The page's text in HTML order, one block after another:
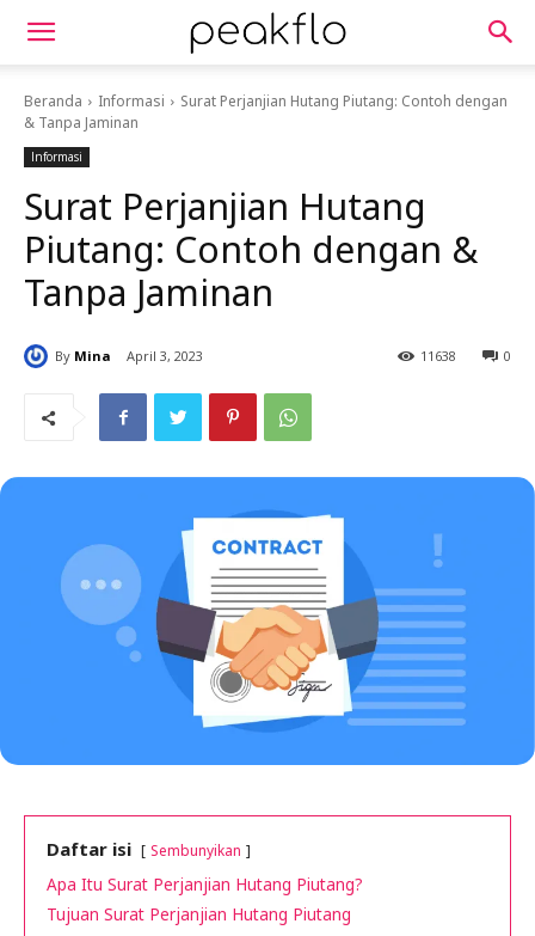
Beranda Informasi
Surat Perjanjian Hutang Piutang: Contoh dengan
& Tanpa Jaminan
Informasi
Surat Perjanjian Hutang
Piutang: Contoh dengan &
Tanpa Jaminan
By Mina April 3, 2023 0
11638
Daftar isi Sembunyikan
Apa Itu Surat Perjanjian Hutang Piutang?
Tujuan Surat Perjanjian Hutang Piutang